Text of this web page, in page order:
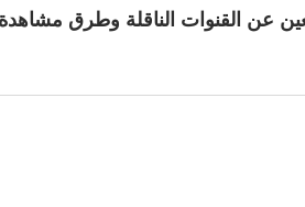
من المشجعين عن القنوات الناقلة وطرق